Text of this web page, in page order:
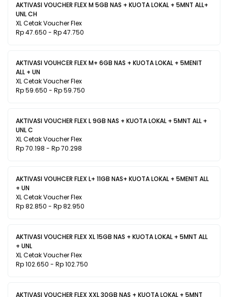
AKTIVASI VOUCHER FLEX M 5GB NAS + KUOTA LOKAL + 5MNT ALL+
UNL CH
XL Cetak Voucher Flex
Rp 47.650 - Rp 47.750
AKTIVASI VOUHCER FLEX M+ 6GB NAS + KUOTA LOKAL + 5MENIT
ALL + UN
XL Cetak Voucher Flex
Rp 59.650 - Rp 59.750
AKTIVASI VOUCHER FLEX L 9GB NAS + KUOTA LOKAL + 5MNT ALL +
UNL C
XL Cetak Voucher Flex
Rp 70.198 - Rp 70.298
AKTIVASI VOUHCER FLEX L+ 11GB NAS+ KUOTA LOKAL + 5MENIT ALL
+ UN
XL Cetak Voucher Flex
Rp 82.850 - Rp 82.950
AKTIVASI VOUCHER FLEX XL 15GB NAS + KUOTA LOKAL + 5MNT ALL
+ UNL
XL Cetak Voucher Flex
Rp 102.650 - Rp 102.750
AKTIVASI VOUCHER FLEX XXL 30GB NAS + KUOTA LOKAL + 5MNT